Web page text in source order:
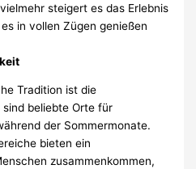
steigert es das Erlebnis
in vollen Zügen genießen
Tradition ist die
beliebte Orte für
der Sommermonate.
bieten ein
zusammenkommen,